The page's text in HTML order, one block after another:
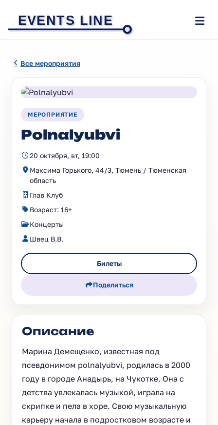
EVENTS LINE
Все мероприятия
МЕРОПРИЯТИЕ
Polnalyubvi
20 октября, вт, 19:00
Максима Горького, 44/3, Тюмень / Тюменская
область
Глав Клуб
Возраст: 16+
Концерты
Швец В.В.
Билеты
Поделиться
Описание
Марина Демещенко, известная под
псевдонимом polnalyubvi, родилась в 2000
году в городе Анадырь, на Чукотке. Она с
детства увлекалась музыкой, играла на
скрипке и пела в хоре. Свою музыкальную
карьеру начала в подростковом возрасте и